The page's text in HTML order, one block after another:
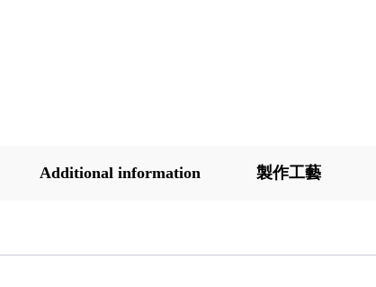
Additional information 製作工藝